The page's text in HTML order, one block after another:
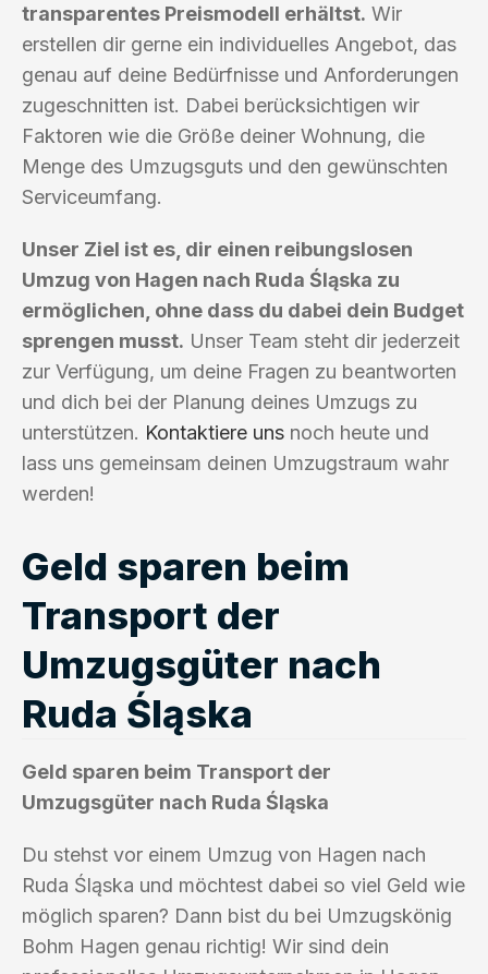
transparentes Preismodell erhältst. Wir
erstellen dir gerne ein individuelles Angebot, das
genau auf deine Bedürfnisse und Anforderungen
zugeschnitten ist. Dabei berücksichtigen wir
Faktoren wie die Größe deiner Wohnung, die
Menge des Umzugsguts und den gewünschten
Serviceumfang.
Unser Ziel ist es, dir einen reibungslosen
Umzug von Hagen nach Ruda Śląska zu
ermöglichen, ohne dass du dabei dein Budget
sprengen musst. Unser Team steht dir jederzeit
zur Verfügung, um deine Fragen zu beantworten
und dich bei der Planung deines Umzugs zu
unterstützen. Kontaktiere uns noch heute und
lass uns gemeinsam deinen Umzugstraum wahr
werden!
Geld sparen beim
Transport der
Umzugsgüter nach
Ruda Śląska
Geld sparen beim Transport der
Umzugsgüter nach Ruda Śląska
Du stehst vor einem Umzug von Hagen nach
Ruda Śląska und möchtest dabei so viel Geld wie
möglich sparen? Dann bist du bei Umzugskönig
Bohm Hagen genau richtig! Wir sind dein